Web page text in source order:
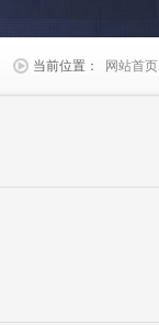
当前位置： 网站首页